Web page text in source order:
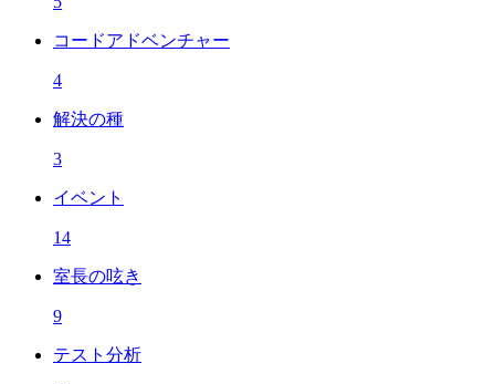
コードアドベンチャー
4
解決の種
3
イベント
14
室長の呟き
9
テスト分析